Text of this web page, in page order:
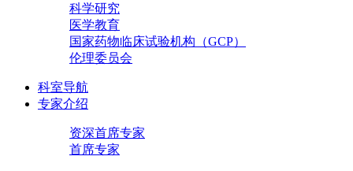
科学研究
医学教育
国家药物临床试验机构（GCP）
伦理委员会
科室导航
专家介绍
资深首席专家
首席专家